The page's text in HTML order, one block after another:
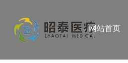
网站首页